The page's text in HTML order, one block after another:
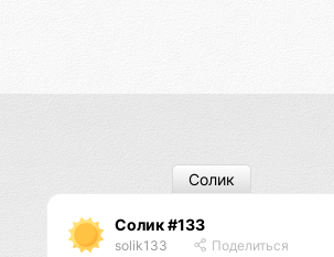
Солик #133
solik133 Поделиться
Солик